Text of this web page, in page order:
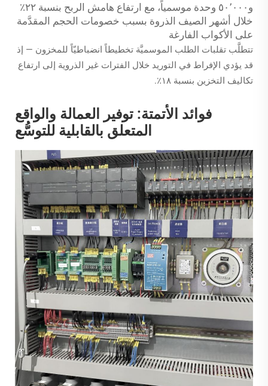
و٥٠٬٠٠٠ وحدة موسمياً، مع ارتفاع هامش الربح بنسبة ٢٢٪
خلال أشهر الصيف الذروة بسبب خصومات الحجم المقدَّمة
على الأكواب الفارغة
تتطلَّب تقلبات الطلب الموسميَّة تخطيطاً انضباطيّاً للمخزون — إذ
قد يؤدي الإفراط في التوريد خلال الفترات غير الذروية إلى ارتفاع
تكاليف التخزين بنسبة ١٨٪.
فوائد الأتمتة: توفير العمالة والواقع
المتعلق بالقابلية للتوسُّع